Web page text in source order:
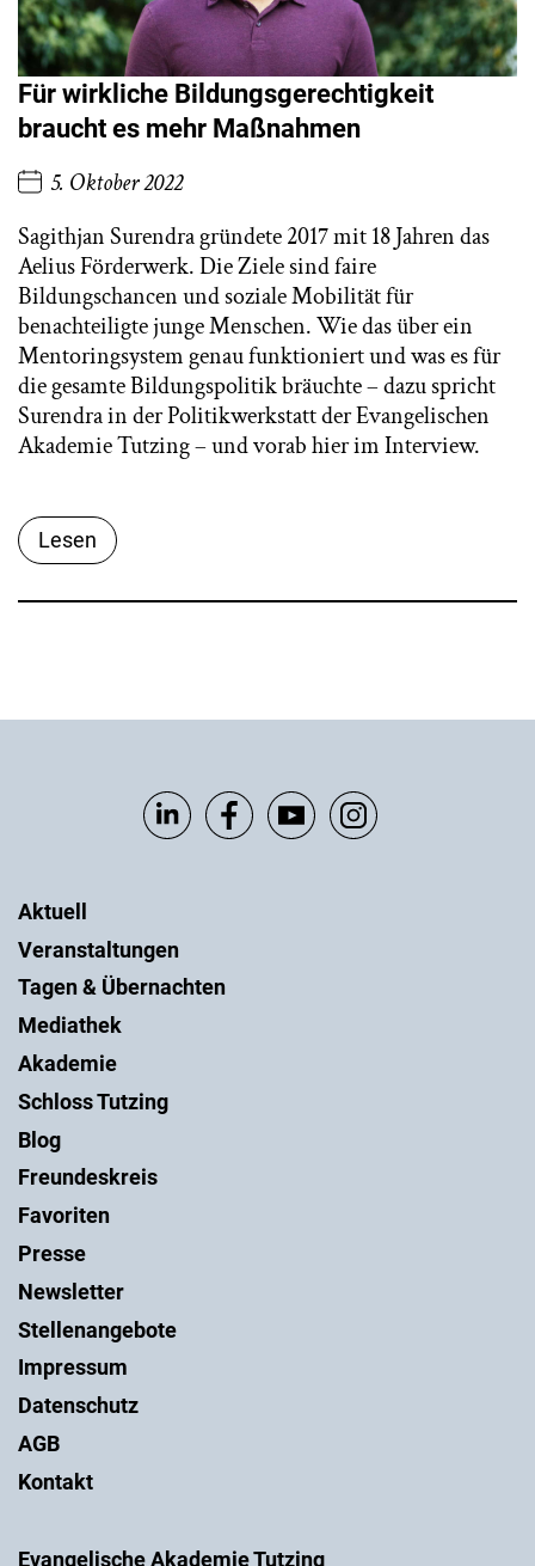
Für wirkliche Bildungsgerechtigkeit
braucht es mehr Maßnahmen
5. Oktober 2022
Sagithjan Surendra gründete 2017 mit 18 Jahren das
Aelius Förderwerk. Die Ziele sind faire
Bildungschancen und soziale Mobilität für
benachteiligte junge Menschen. Wie das über ein
Mentoringsystem genau funktioniert und was es für
die gesamte Bildungspolitik bräuchte – dazu spricht
Surendra in der Politikwerkstatt der Evangelischen
Akademie Tutzing – und vorab hier im Interview.
Lesen
Evangelische Akademie Tutzing
Aktuell
Veranstaltungen
Tagen & Übernachten
Mediathek
Akademie
Schloss Tutzing
Blog
Freundeskreis
Favoriten
Presse
Newsletter
Stellenangebote
Impressum
Datenschutz
AGB
Kontakt